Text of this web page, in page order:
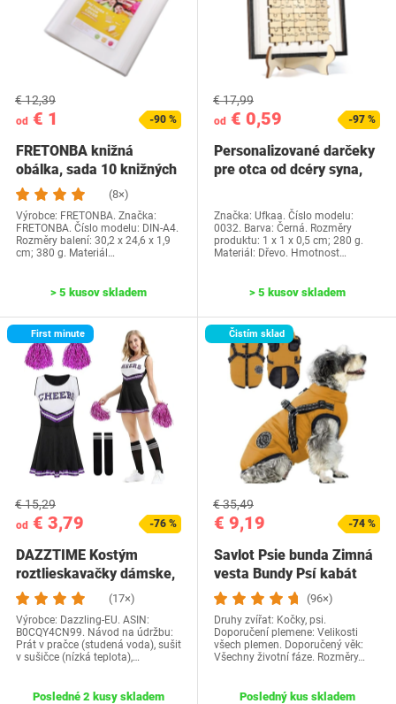
od € 1
€ 12,39
-90 %
FRETONBA knižná
obálka, sada 10 knižných
dosiek, priehľadné…
(8×)
Výrobce: FRETONBA. Značka:
FRETONBA. Číslo modelu: DIN-A4.
Rozměry balení: 30,2 x 24,6 x 1,9
cm; 380 g. Materiál…
> 5 kusov skladem
od € 0,59
€ 17,99
-97 %
Personalizované darčeky
pre otca od dcéry syna,
Značka: Ufkaa. Číslo modelu:
0032. Barva: Černá. Rozměry
produktu: 1 x 1 x 0,5 cm; 280 g.
Materiál: Dřevo. Hmotnost…
> 5 kusov skladem
First minute
od € 3,79
€ 15,29
-76 %
DAZZTIME Kostým
roztlieskavačky dámske,
kostým…
(17×)
Výrobce: Dazzling-EU. ASIN:
B0CQY4CN99. Návod na údržbu:
Prát v pračce (studená voda), sušit
v sušičce (nízká teplota),…
Posledné 2 kusy skladem
Čistím sklad
€ 9,19
€ 35,49
-74 %
Savlot Psie bunda Zimná
vesta Bundy Psí kabát
Psí sveter…
(96×)
Druhy zvířat: Kočky, psi.
Doporučení plemene: Velikosti
všech plemen. Doporučený věk:
Všechny životní fáze. Rozměry…
Posledný kus skladem